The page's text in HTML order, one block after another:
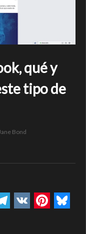
qué y
tipo de
Bond